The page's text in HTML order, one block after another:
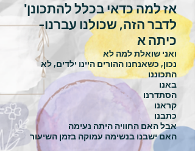
'אז למה כדאי בכלל להתכונן
לדבר הזה, שכולנו עברנו-
כיתה א
ואני שואלת למה לא
נכון, כשאנחנו ההורים היינו ילדים, לא
התכוננו
באנו
הסתדרנו
קראנו
כתבנו
אבל האם החוויה היתה נעימה
האם ישבנו בנשימה עמוקה בזמן השיעור